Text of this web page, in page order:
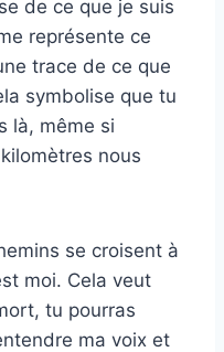
de ce que je suis
représente ce
trace de ce que
symbolise que tu
là, même si
nous
se croisent à
moi. Cela veut
tu pourras
ma voix et